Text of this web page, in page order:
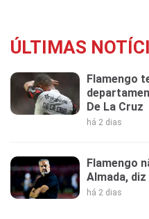
ÚLTIMAS
Flamengo
De La Cruz
há 2 dias
Flamengo
Almada,
há 2 dias